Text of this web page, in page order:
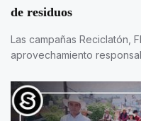
de residuos
Las campañas Reciclatón,
aprovechamiento